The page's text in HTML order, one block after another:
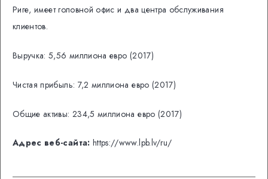
Риге, имеет головной офис и два центра обслуживания
клиентов.
Выручка: 5,56 миллиона евро (2017)
Чистая прибыль: 7,2 миллиона евро (2017)
Общие активы: 234,5 миллиона евро (2017)
Адрес веб-сайта: https://www.lpb.lv/ru/